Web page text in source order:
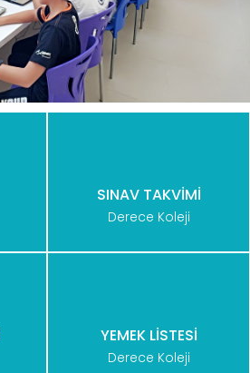
SINAV TAKVİMİ
Derece Koleji
YEMEK LİSTESİ
Derece Koleji